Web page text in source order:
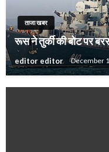
ताजा खबर
रूस ने तुर्की की बोट पर
editor editor December